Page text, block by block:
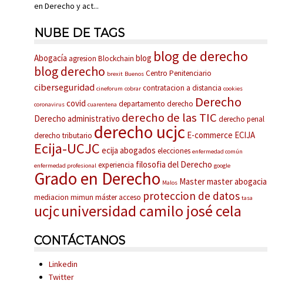
en Derecho y act...
NUBE DE TAGS
Abogacía agresion Blockchain blog blog de derecho
blog derecho brexit Buenos Centro Penitenciario
ciberseguridad cineforum cobrar contratacion a distancia cookies
coronavirus covid cuarentena departamento derecho Derecho
Derecho administrativo derecho de las TIC derecho penal
derecho tributario derecho ucjc E-commerce ECIJA
Ecija-UCJC ecija abogados elecciones enfermedad común
enfermedad profesional experiencia filosofia del Derecho google
Grado en Derecho Malos Mastermaster abogacia
mediacion mimun máster acceso proteccion de datos tasa
ucjcuniversidad camilo josé cela
CONTÁCTANOS
Linkedin
Twitter